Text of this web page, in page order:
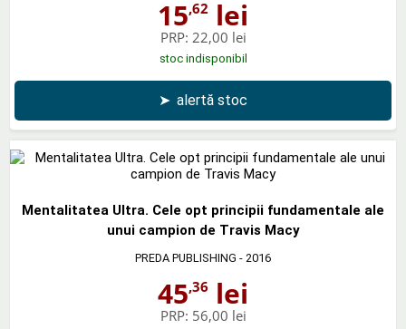
15,62 lei
PRP: 22,00 lei
stoc indisponibil
➤ alertă stoc
Mentalitatea Ultra. Cele opt principii fundamentale ale
unui campion de Travis Macy
PREDA PUBLISHING - 2016
45,36 lei
PRP: 56,00 lei